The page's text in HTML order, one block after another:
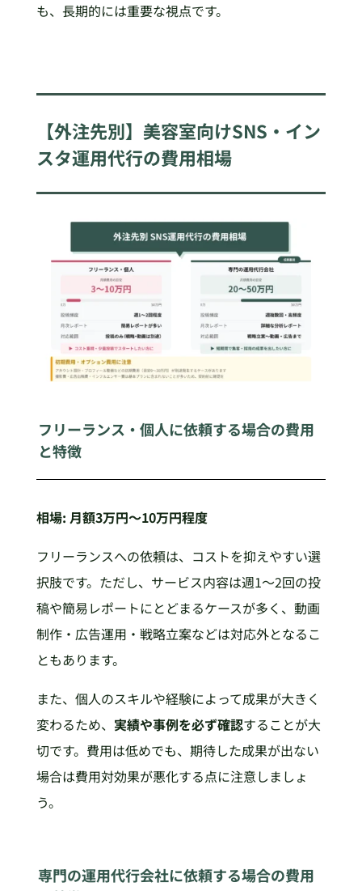
も、長期的には重要な視点です。
【外注先別】美容室向けSNS・イン
スタ運用代行の費用相場
フリーランス・個人に依頼する場合の費用
と特徴
相場: 月額3万円〜10万円程度
フリーランスへの依頼は、コストを抑えやすい選
択肢です。ただし、サービス内容は週1〜2回の投
稿や簡易レポートにとどまるケースが多く、動画
制作・広告運用・戦略立案などは対応外となるこ
ともあります。
また、個人のスキルや経験によって成果が大きく
変わるため、 実績や事例を必ず確認することが大
切です。費用は低めでも、期待した成果が出ない
場合は費用対効果が悪化する点に注意しましょ
う。
専門の運用代行会社に依頼する場合の費用